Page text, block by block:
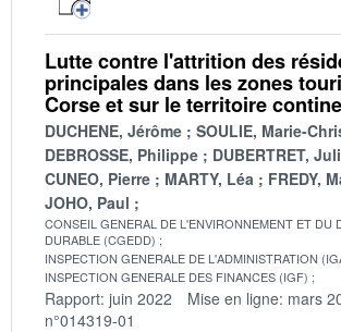
Lutte contre l'attrition des
principales dans les zones
Corse et sur le territoire
DUCHENE, Jérôme
SOULIE, Marie-
DEBROSSE, Philippe
DUBERTRET,
CUNEO, Pierre
MARTY, Léa
FREDY,
JOHO, Paul
CONSEIL GENERAL DE L'ENVIRONNEMENT ET DU
DURABLE (CGEDD)
INSPECTION GENERALE DE L'ADMINISTRATION
INSPECTION GENERALE DES FINANCES (IGF)
Rapport: juin 2022 Mise en ligne: mars
n°014319-01